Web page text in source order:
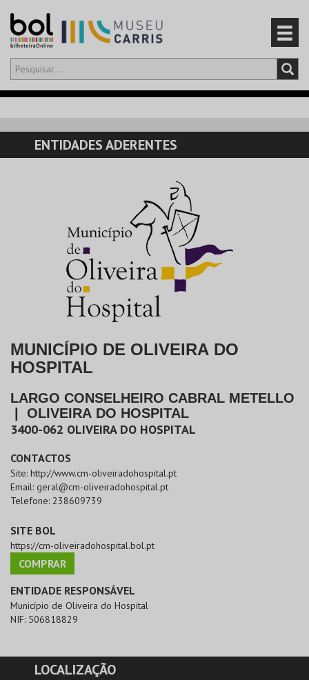
Olá,iniciar sessão
CARRINHO
EVENTOS
PRODUTOS
ENTIDADES ADERENTES
MUNICÍPIO DE OLIVEIRA DO
HOSPITAL
LARGO CONSELHEIRO CABRAL METELLO
OLIVEIRA DO HOSPITAL
3400-062 OLIVEIRA DO HOSPITAL
CONTACTOS
Site: http://www.cm-oliveiradohospital.pt
Email: geral@cm-oliveiradohospital.pt
Telefone: 238609739
SITE BOL
https://cm-oliveiradohospital.bol.pt
COMPRAR
ENTIDADE RESPONSÁVEL
Município de Oliveira do Hospital
NIF: 506818829
LOCALIZAÇÃO